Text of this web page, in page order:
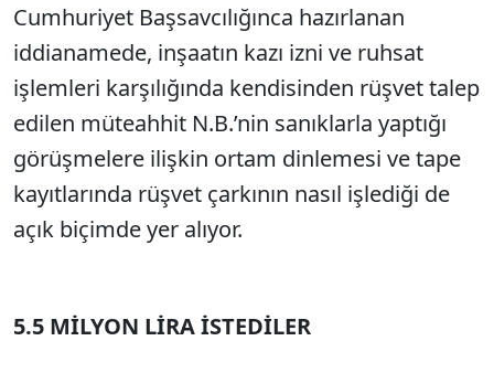
Cumhuriyet Başsavcılığınca hazırlanan
iddianamede, inşaatın kazı izni ve ruhsat
işlemleri karşılığında kendisinden rüşvet talep
edilen müteahhit N.B.’nin sanıklarla yaptığı
görüşmelere ilişkin ortam dinlemesi ve tape
kayıtlarında rüşvet çarkının nasıl işlediği de
açık biçimde yer alıyor.
5.5 MİLYON LİRA İSTEDİLER